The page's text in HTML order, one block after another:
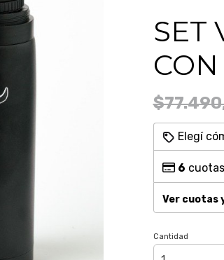
SET
Elegí
6
Ver cuotas
Cantidad